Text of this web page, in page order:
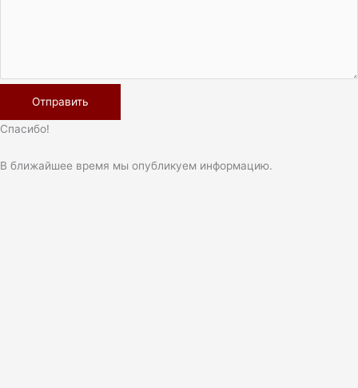
Спасибо!
В ближайшее время мы опубликуем информацию.